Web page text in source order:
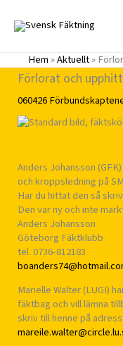
innehåll
Hem»Aktuellt»
Förlorat och
060426
Anders Johansson
och kroppsledning på
Har du hittat den så
Den var ny och inte
Anders Johansson
Göteborg Fäktklubb
tel. 0736-812183
Marielle Walter (LUGI)
fäktbag och vill lämna
skriv till henne på